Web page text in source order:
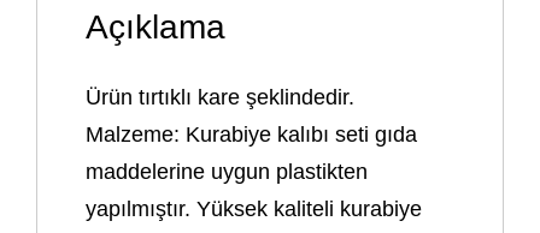
Açıklama
Ürün tırtıklı kare şeklindedir.
Malzeme: Kurabiye kalıbı seti gıda
maddelerine uygun plastikten
yapılmıştır. Yüksek kaliteli kurabiye